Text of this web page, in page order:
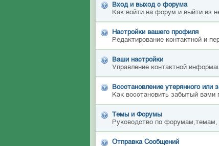
Вход и выход с форума
Как войти на форум и выйти из
Настройки вашего профиля
Редактирование контактной и
Ваши настройки
Управление контактной
Восстановление утерянного или
Как восстановить забытый вами
Темы и Форумы
Руководство по
Отправка Сообщений